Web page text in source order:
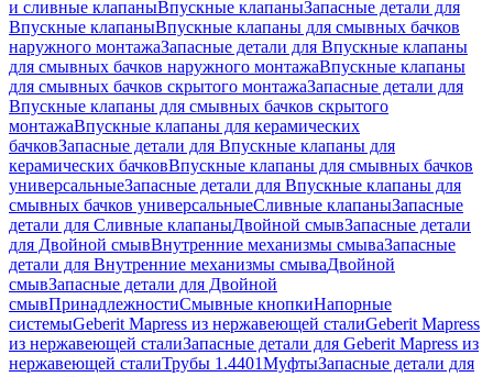
и сливные клапаныВпускные клапаныЗапасные детали для
Впускные клапаныВпускные клапаны для смывных бачков
наружного монтажаЗапасные детали для Впускные клапаны
для смывных бачков наружного монтажаВпускные клапаны
для смывных бачков скрытого монтажаЗапасные детали для
Впускные клапаны для смывных бачков скрытого
монтажаВпускные клапаны для керамических
бачковЗапасные детали для Впускные клапаны для
керамических бачковВпускные клапаны для смывных бачков
универсальныеЗапасные детали для Впускные клапаны для
смывных бачков универсальныеСливные клапаныЗапасные
детали для Сливные клапаныДвойной смывЗапасные детали
для Двойной смывВнутренние механизмы смываЗапасные
детали для Внутренние механизмы смываДвойной
смывЗапасные детали для Двойной
смывПринадлежностиСмывные кнопкиНапорные
системыGeberit Mapress из нержавеющей сталиGeberit Mapress
из нержавеющей сталиЗапасные детали для Geberit Mapress из
нержавеющей сталиТрубы 1.4401МуфтыЗапасные детали для